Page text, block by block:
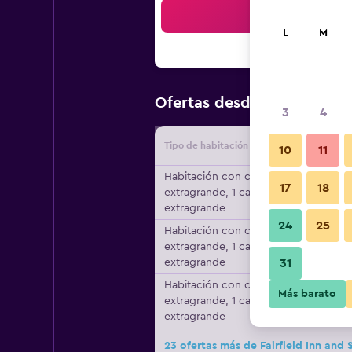
Ofertas desde Oferta
Tipo de habitación
Habitación con cama
extragrande, 1 cama
extragrande
Habitación con cama
extragrande, 1 cama
extragrande
Habitación con cama
extragrande, 1 cama
extragrande
23 ofertas más de Fairfield Inn and
L M
3 4
10 11
17 18
24 25
31
Más barato